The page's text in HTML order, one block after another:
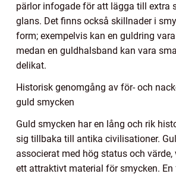
pärlor infogade för att lägga till extra
glans. Det finns också skillnader i
form; exempelvis kan en guldring
medan en guldhalsband kan vara
delikat.
Historisk genomgång av för- och
guld smycken
Guld smycken har en lång och rik
sig tillbaka till antika civilisationer.
associerat med hög status och
ett attraktivt material för smycken. En